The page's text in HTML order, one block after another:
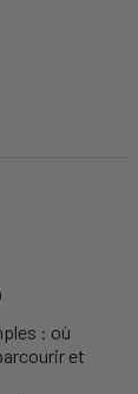
: où
et